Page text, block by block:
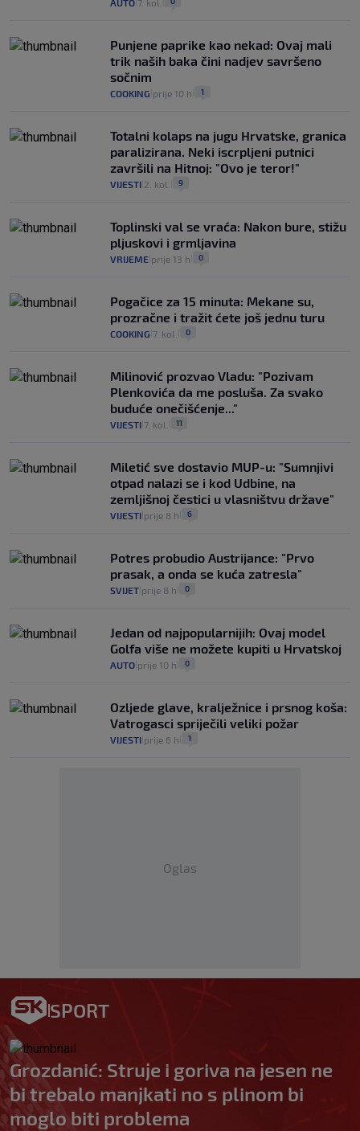
AUTO 7. kol.
Punjene paprike kao nekad: Ovaj mali
trik naših baka čini nadjev savršeno
sočnim
COOKING prije 10 h 1
Totalni kolaps na jugu Hrvatske, granica
paralizirana. Neki iscrpljeni putnici
završili na Hitnoj: "Ovo je teror!"
VIJESTI 2. kol. 9
Toplinski val se vraća: Nakon bure, stižu
pljuskovi i grmljavina
VRIJEME prije 13 h 0
Pogačice za 15 minuta: Mekane su,
prozračne i tražit ćete još jednu turu
COOKING 7. kol. 0
Milinović prozvao Vladu: "Pozivam
Plenkovića da me posluša. Za svako
buduće onečišćenje..."
VIJESTI 7. kol. 11
Miletić sve dostavio MUP-u: "Sumnjivi
otpad nalazi se i kod Udbine, na
zemljišnoj čestici u vlasništvu države"
VIJESTI prije 8 h 6
Potres probudio Austrijance: "Prvo
prasak, a onda se kuća zatresla"
SVIJET prije 8 h 0
Jedan od najpopularnijih: Ovaj model
Golfa više ne možete kupiti u Hrvatskoj
AUTO prije 10 h 0
Ozljede glave, kralježnice i prsnog koša:
Vatrogasci spriječili veliki požar
VIJESTI prije 6 h 1
Oglas
SPORT
Grozdanić: Struje i goriva na jesen ne
bi trebalo manjkati no s plinom bi
moglo biti problema